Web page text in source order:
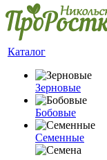
Каталог
Зерновые
Бобовые
Семенные